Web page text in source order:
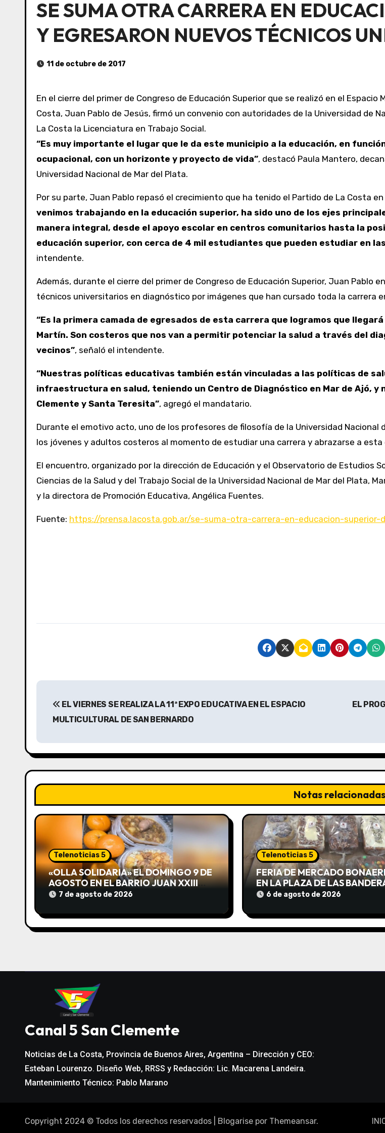
SE SUMA OTRA CARRERA EN
Y EGRESARON NUEVOS TÉCNICOS
11 de octubre de 2017
En el cierre del primer de Congreso de Educación Superior que se realizó en el
Costa, Juan Pablo de Jesús, firmó un convenio con autoridades de la Universidad de
La Costa la Licenciatura en Trabajo Social.
“Es muy importante el lugar que le da este municipio a la educación, en función de acompañar a sus vecinos a construir su identidad
ocupacional, con un horizonte y proyecto de vida”, destacó Paula Mantero,
Universidad Nacional de Mar del Plata.
Por su parte, Juan Pablo repasó el crecimiento que ha tenido el Partido de La Costa
venimos trabajando en la educación superior, ha sido uno de los ejes
manera integral, desde el apoyo escolar en centros comunitarios hasta la
educación superior, con cerca de 4 mil estudiantes que pueden estudiar en
intendente.
Además, durante el cierre del primer de Congreso de Educación Superior, Juan Pablo
técnicos universitarios en diagnóstico por imágenes que han cursado toda la carrera
“Es la primera camada de egresados de esta carrera que logramos que
Martín. Son costeros que nos van a permitir potenciar la salud a través del
vecinos”, señaló el intendente.
“Nuestras políticas educativas también están vinculadas a las políticas de
infraestructura en salud, teniendo un Centro de Diagnóstico en Mar de Ajó, y
Clemente y Santa Teresita”, agregó el mandatario.
Durante el emotivo acto, uno de los profesores de filosofía de la Universidad
los jóvenes y adultos costeros al momento de estudiar una carrera y abrazarse a esta
El encuentro, organizado por la dirección de Educación y el Observatorio de Estudios
Ciencias de la Salud y del Trabajo Social de la Universidad Nacional de Mar del Plata,
y la directora de Promoción Educativa, Angélica Fuentes.
Fuente: https://prensa.lacosta.gob.ar/se-suma-otra-carrera-en-educacion-
N
e
g
a
c
i
ó
n
e
e
a
s
EL VIERNES SE REALIZA LA 11ª EXPO EDUCATIVA EN EL ESPACIO
MULTICULTURAL DE SAN BERNARDO
EL
Notas relacionadas
Telenoticias 5
«OLLA SOLIDARIA» EL DOMINGO 9 DE
AGOSTO EN EL BARRIO JUAN XXIII
DESDE LAS 13 HS
7 de agosto de 2026
Telenoticias 5
FERIA DE MERCADO
EN LA PLAZA DE LAS
6 de agosto de 2026
Canal 5 San Clemente
Noticias de La Costa, Provincia de Buenos Aires, Argentina – Dirección y CEO:
Esteban Lourenzo. Diseño Web, RRSS y Redacción: Lic. Macarena Landeira.
Mantenimiento Técnico: Pablo Marano
Copyright 2024 © Todos los derechos reservados Blogarise por Themeansar.